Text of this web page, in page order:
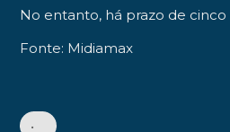
No entanto, há prazo de
Fonte: Midiamax
•